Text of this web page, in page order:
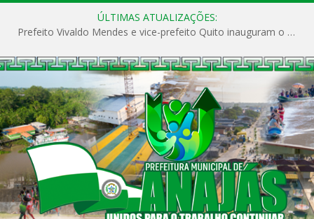
ÚLTIMAS ATUALIZAÇÕES:
Prefeito Vivaldo Mendes e vice-prefeito Quito inauguram o CAPS e fortalecem a saúde pública em Anajás.